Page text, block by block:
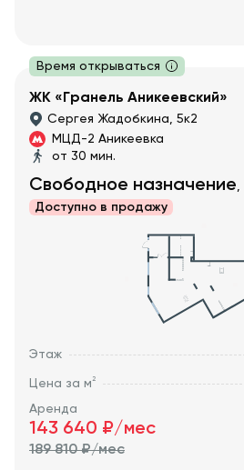
Время открываться
ЖК «Гранель Аникеевский»
Сергея Жадобкина, 5к2
МЦД-2 Аникеевка
от 30 мин.
Свободное назначение
Доступно в продажу
Этаж
Цена за м2
Аренда
143 640 ₽/мес
189 810₽/мес